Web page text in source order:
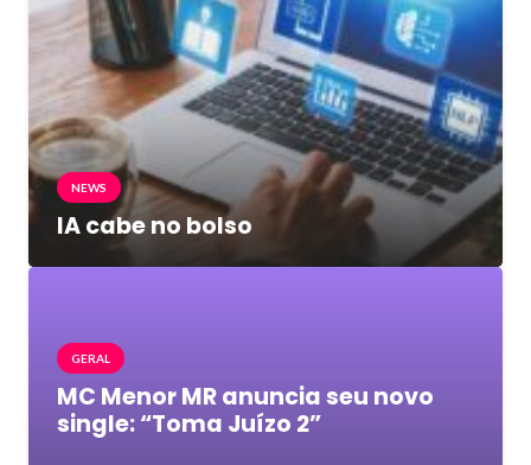
NEWS
IA cabe no bolso
GERAL
MC Menor MR anuncia seu novo
single: “Toma Juízo 2”